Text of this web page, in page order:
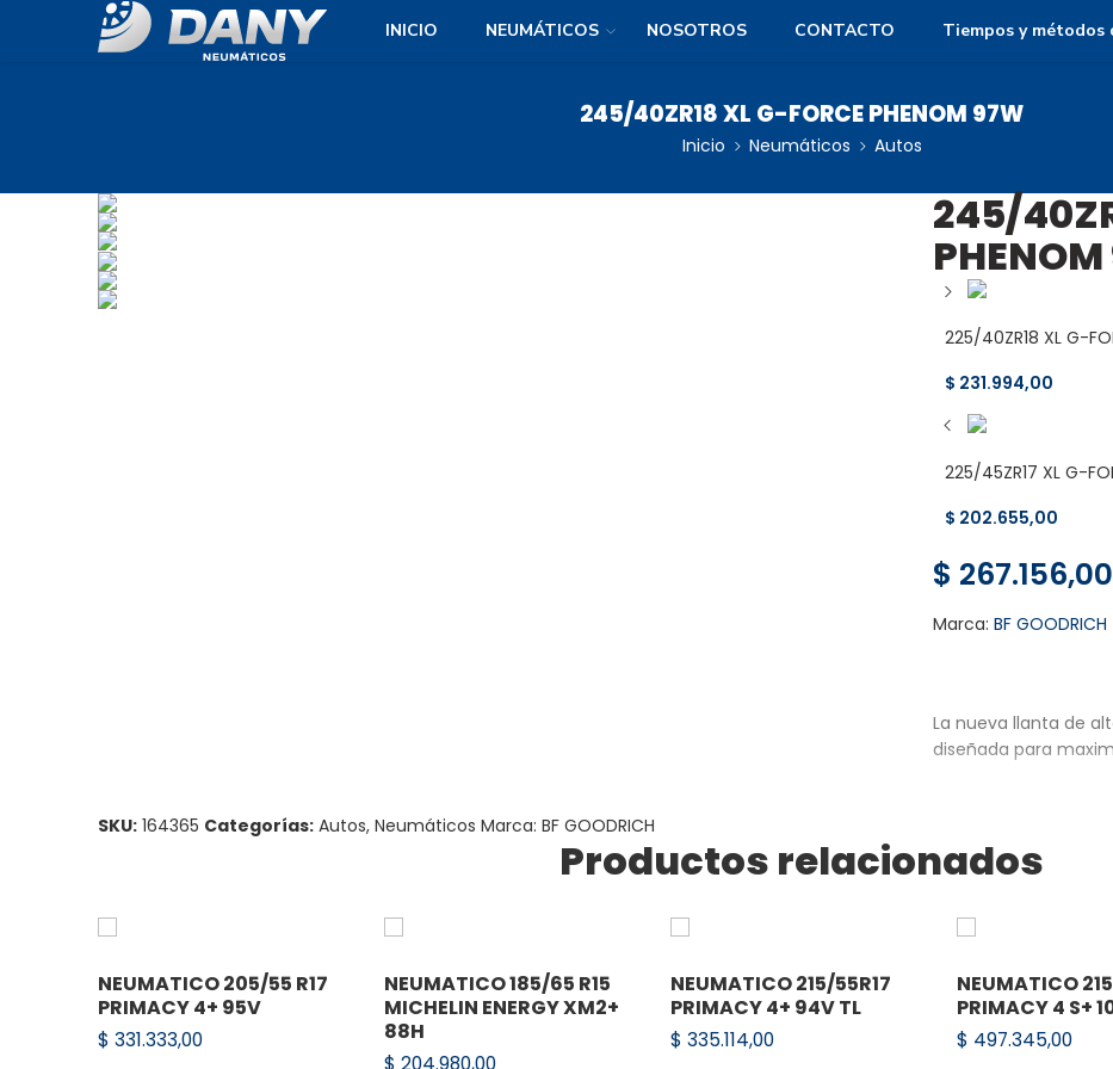
INICIO NEUMÁTICOS NOSOTROS CONTACTO Tiempos y métodos
245/40ZR18 XL G-FORCE PHENOM 97W
Inicio Neumáticos Autos
245/
225/40ZR18 XL G-
$ 231.994,00
225/45ZR17 XL G-
$ 202.655,00
$ 267.156,00
Marca: BF GOODRICH
La nueva llanta de
diseñada para
LLANTA
curveo confiable
Reducción de
sonido dentro de
SKU: 164365 Categorías: Autos, Neumáticos Marca: BF GOODRICH
Productos relacionados
NEUMATICO 205/55 R17
PRIMACY 4+ 95V
$ 331.333,00
NEUMATICO 185/65 R15
MICHELIN ENERGY XM2+
88H
$ 204.980,00
NEUMATICO 215/55R17
PRIMACY 4+ 94V TL
$ 335.114,00
NEUMATICO
PRIMACY 4 S+
$ 497.345,00